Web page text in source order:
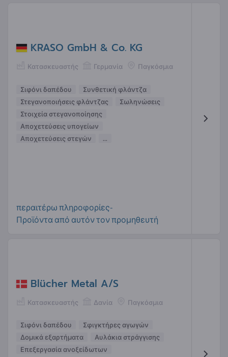
KRASO GmbH & Co. KG
Κατασκευαστής Γερμανία Παγκόσμια
Σιφόνι δαπέδου
Συνθετική φλάντζα
Στεγανοποιήσεις φλάντζας
Σωληνώσεις
Στοιχεία στεγανοποίησης
Αποχετεύσεις υπογείων
Αποχετεύσεις στεγών
...
περαιτέρω πληροφορίες-
Προϊόντα από αυτόν τον προμηθευτή
Blücher Metal A/S
Κατασκευαστής Δανία Παγκόσμια
Σιφόνι δαπέδου
Σφιγκτήρες αγωγών
Δομικά εξαρτήματα
Αυλάκια στράγγισης
Επεξεργασία ανοξείδωτων